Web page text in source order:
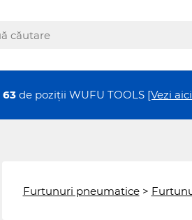
63 de poziții WUFU TOOLS [Vezi
Furtunuri pneumatice >